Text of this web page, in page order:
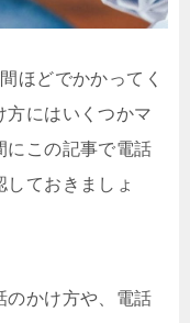
ほどでかかってく
方にはいくつかマ
にこの記事で電話
ておきましょ
のかけ方や、電話